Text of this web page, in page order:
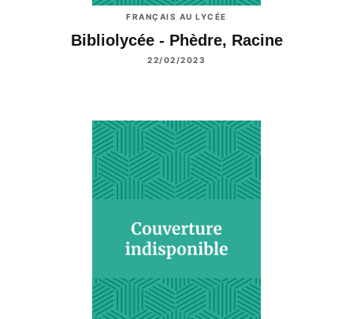
FRANÇAIS AU LYCÉE
Bibliolycée - Phèdre, Racine
22/02/2023